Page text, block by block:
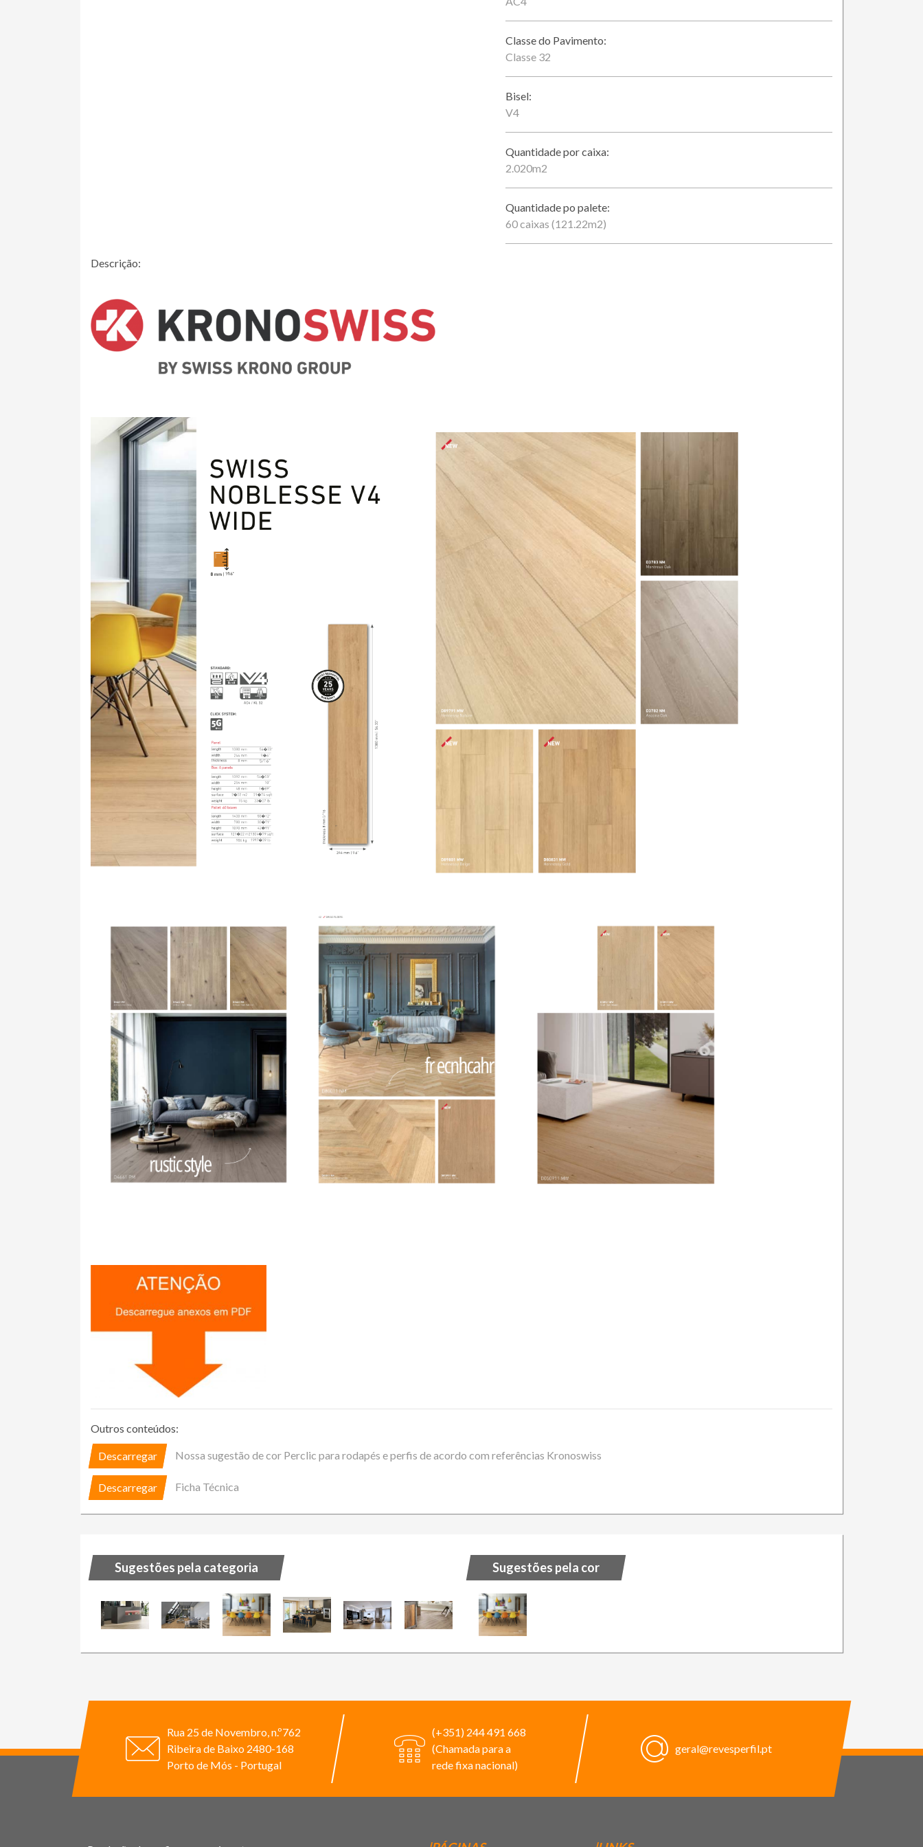
Classe do Pavimento:
Classe 32
Bisel:
V4
Quantidade por caixa:
2.020m2
Quantidade po palete:
60 caixas (121.22m2)
Descrição:
Outros conteúdos:
Descarregar Nossa sugestão de cor Perclic para rodapés e perfis de acordo com referências Kronoswiss
Descarregar Ficha Técnica
Sugestões pela categoria Sugestões pela cor
Rua 25 de Novembro, n.º762
Ribeira de Baixo 2480-168
Porto de Mós - Portugal
(+351) 244 491 668
(Chamada para a
rede fixa nacional)
geral@revesperfil.pt